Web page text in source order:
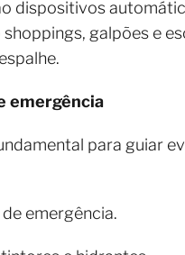
dispositivos
galpões e
emergência
para guiar
de emergência.